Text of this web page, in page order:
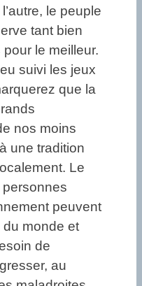
le peuple
tant bien
le meilleur.
suivi les jeux
que la
nos moins
une tradition
Le
peuvent
monde et
de
au